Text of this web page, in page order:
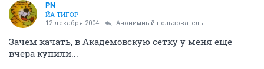
PN
ЙА ТИГОР
12 декабря 2004 Анонимный пользователь
Зачем качать, в Академовскую сетку у меня еще
вчера купили...